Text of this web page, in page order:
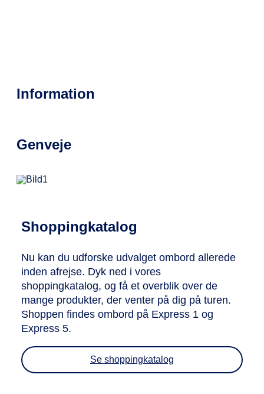
Information
Genveje
Shoppingkatalog
Nu kan du udforske udvalget ombord allerede
inden afrejse. Dyk ned i vores
shoppingkatalog, og få et overblik over de
mange produkter, der venter på dig på turen.
Shoppen findes ombord på Express 1 og
Express 5.
Se shoppingkatalog